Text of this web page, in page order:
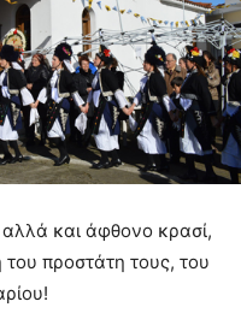
και άφθονο κρασί,
του προστάτη τους, του